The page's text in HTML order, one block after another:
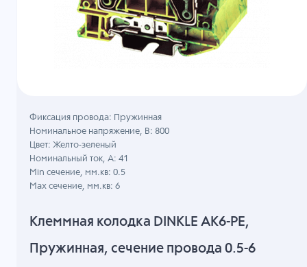
Клеммная колодка DINKLE AK6-PE,
Пружинная, сечение провода 0.5-6
Фиксация провода: Пружинная
Номинальное напряжение, B: 800
Цвет: Желто-зеленый
Номинальный ток, А: 41
Min сечение, мм.кв: 0.5
Max сечение, мм.кв: 6